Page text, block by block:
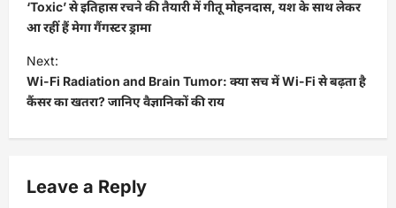
s
t
n
a
v
g
‘Toxic’ से इतिहास रचने की तैयारी में गीतू मोहनदास, यश के साथ लेकर
आ रहीं हैं मेगा गैंगस्टर ड्रामा
Next:
Wi-Fi Radiation and Brain Tumor: क्या सच में Wi-Fi से बढ़ता है
कैंसर का खतरा? जानिए वैज्ञानिकों की राय
Leave a Reply